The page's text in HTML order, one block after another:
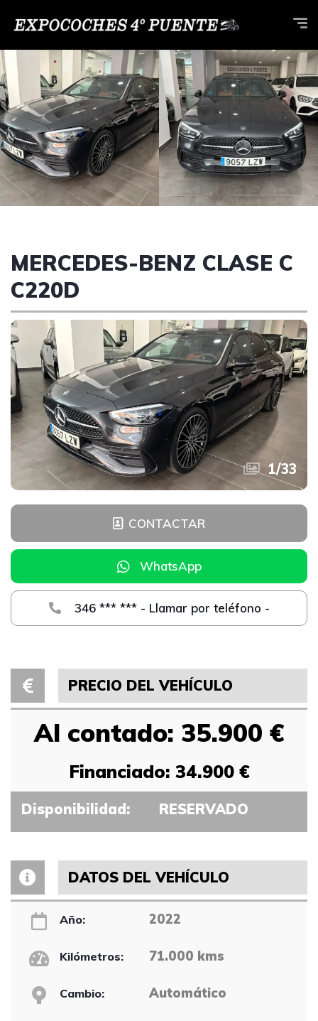
MERCEDES-BENZ CLASE C
C220D
1/33
CONTACTAR
WhatsApp
346 *** *** - Llamar por teléfono -
PRECIO DEL VEHÍCULO
Al contado: 35.900 €
Financiado: 34.900 €
Disponibilidad: RESERVADO
DATOS DEL VEHÍCULO
Año: 2022
Kilómetros: 71.000 kms
Cambio: Automático